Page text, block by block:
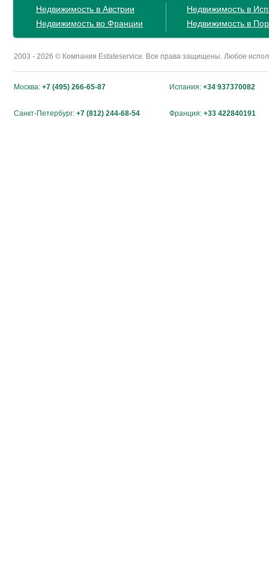
Недвижимость в Австрии
Недвижимость во Франции
Недвижимость в
Недвижимость в
2003 - 2026 © Компания Estateservice. Все права защищены. Любое
Москва: +7 (495) 266-65-87 Испания: +34 937370082
Санкт-Петербург: +7 (812) 244-68-54 Франция: +33 422840191